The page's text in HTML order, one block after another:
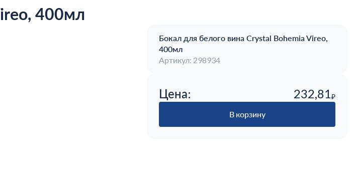
400мл
Бокал для белого вина Crystal Bohemia Vireo,
400мл
Артикул: 298934
Цена: 232,81₽
В корзину